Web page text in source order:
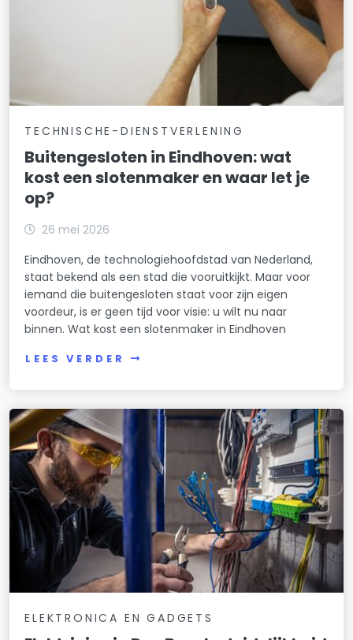
TECHNISCHE-DIENSTVERLENING
Buitengesloten in Eindhoven: wat
kost een slotenmaker en waar let je
op?
26 mei 2026
Eindhoven, de technologiehoofdstad van Nederland,
staat bekend als een stad die vooruitkijkt. Maar voor
iemand die buitengesloten staat voor zijn eigen
voordeur, is er geen tijd voor visie: u wilt nu naar
binnen. Wat kost een slotenmaker in Eindhoven
LEES VERDER
ELEKTRONICA EN GADGETS